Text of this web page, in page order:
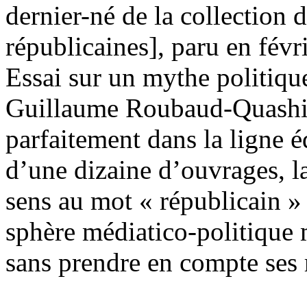
dernier-né de la collection
républicaines], paru en
Essai sur un mythe
Guillaume Roubaud-
parfaitement dans la ligne
d’une dizaine d’ouvrages,
sens au mot « républicain
sphère médiatico-politique
sans prendre en compte